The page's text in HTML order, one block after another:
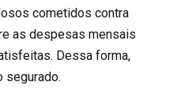
cometidos contra
as despesas mensais
Dessa forma,
segurado.